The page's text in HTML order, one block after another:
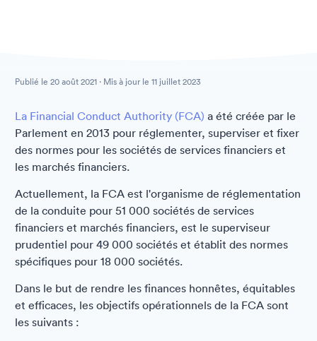
Publié le 20 août 2021 · Mis à jour le 11 juillet 2023
La Financial Conduct Authority (FCA) a été créée par le
Parlement en 2013 pour réglementer, superviser et fixer
des normes pour les sociétés de services financiers et
les marchés financiers.
Actuellement, la FCA est l'organisme de réglementation
de la conduite pour 51 000 sociétés de services
financiers et marchés financiers, est le superviseur
prudentiel pour 49 000 sociétés et établit des normes
spécifiques pour 18 000 sociétés.
Dans le but de rendre les finances honnêtes, équitables
et efficaces, les objectifs opérationnels de la FCA sont
les suivants :